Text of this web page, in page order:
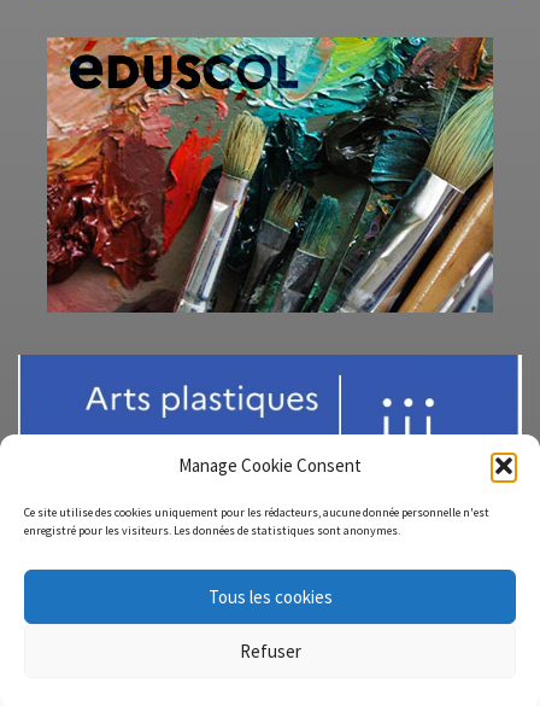
Manage Cookie Consent
Ce site utilise des cookies uniquement pour les rédacteurs, aucune donnée personnelle n'est
enregistré pour les visiteurs. Les données de statistiques sont anonymes.
Tous les cookies
Refuser